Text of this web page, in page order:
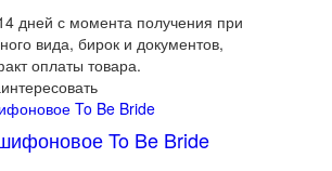
дней с момента получения при
вида, бирок и документов,
оплаты товара.
To Be Bride